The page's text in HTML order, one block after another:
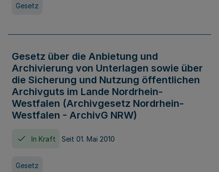
Gesetz
Gesetz über die Anbietung und
Archivierung von Unterlagen sowie über
die Sicherung und Nutzung öffentlichen
Archivguts im Lande Nordrhein-
Westfalen (Archivgesetz Nordrhein-
Westfalen - ArchivG NRW)
In Kraft Seit 01. Mai 2010
Gesetz